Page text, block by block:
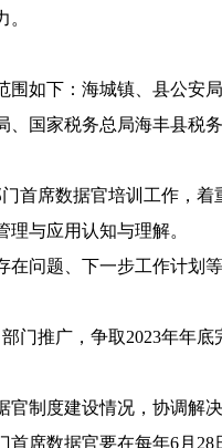
下：海城镇、县公安
国家税务总局海丰县税
席数据官培训工作，着
与应用认知与理解。
题、下一步工作计划
推广，争取2023年年底
度建设情况，协调解
席数据官要在每年6月